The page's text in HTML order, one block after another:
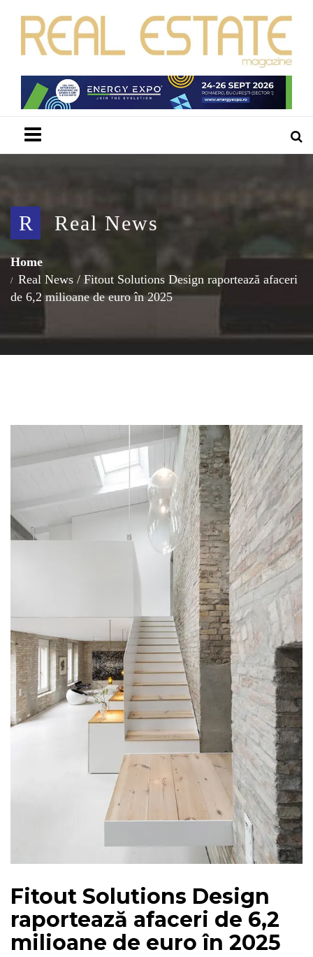
R Real News
Home
Real News / Fitout Solutions Design raportează afaceri
de 6,2 milioane de euro în 2025
Fitout Solutions Design
raportează afaceri de 6,2
milioane de euro în 2025